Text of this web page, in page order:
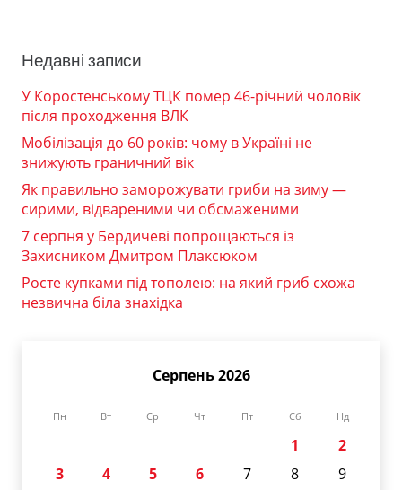
Недавні записи
У Коростенському ТЦК помер 46-річний чоловік
після проходження ВЛК
Мобілізація до 60 років: чому в Україні не
знижують граничний вік
Як правильно заморожувати гриби на зиму —
сирими, відвареними чи обсмаженими
7 серпня у Бердичеві попрощаються із
Захисником Дмитром Плаксюком
Росте купками під тополею: на який гриб схожа
незвична біла знахідка
Серпень 2026
Пн Вт Ср Чт Пт Сб Нд
1
2
3
4 5 6 7 8
9